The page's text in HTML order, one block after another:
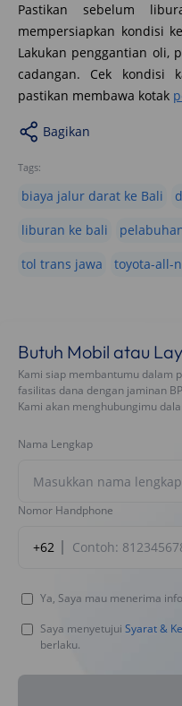
Pastikan sebelum
mempersiapkan kondisi
Lakukan penggantian oli,
cadangan. Cek kondisi
pastikan membawa kotak
Bagikan
Tags:
biaya jalur darat ke Bali
liburan ke bali
tol trans jawa
toyota-all-
Butuh Mobil atau
Kami siap membantumu dalam
fasilitas dana dengan jaminan
Kami akan menghubungimu
Nama Lengkap
Nomor Handphone
+62
Ya, Saya mau menerima
Saya menyetujui Syarat &
berlaku.